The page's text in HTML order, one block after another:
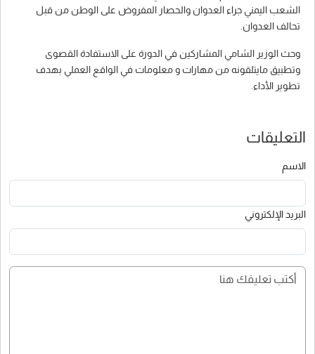
الشعب اليمني جراء العدوان والحصار المفروض على الوطن من قبل
تحالف العدوان.
وحث الوزير الشامي المشاركين في الدورة على الاستفادة القصوى
وتطبيق مايتلقونه من مهارات و معلومات في الواقع العملي بهدف
تطوير الأداء.
التعليقات
الاسم
البريد الإلكتروني